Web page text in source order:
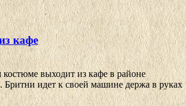
кафе
выходит из кафе в районе
Бритни идет к своей машине держа в руках